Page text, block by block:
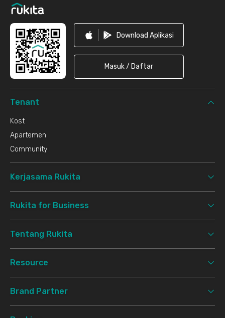
Download Aplikasi
Masuk / Daftar
Tenant
Kost
Apartemen
Community
Kerjasama Rukita
Rukita for Business
Tentang Rukita
Resource
Brand Partner